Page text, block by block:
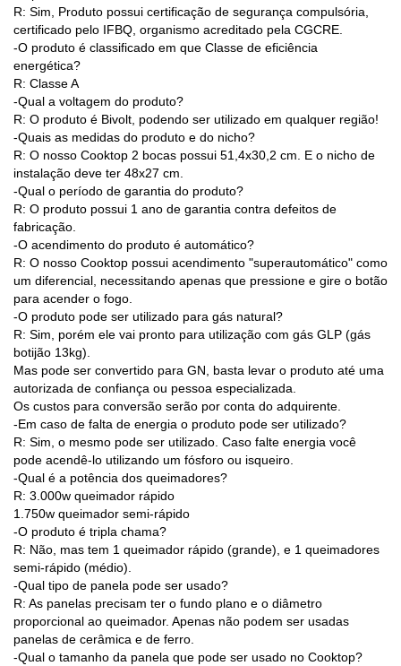
R: Sim, Produto possui certificação de segurança compulsória,
certificado pelo IFBQ, organismo acreditado pela CGCRE.
-O produto é classificado em que Classe de eficiência
energética?
R: Classe A
-Qual a voltagem do produto?
R: O produto é Bivolt, podendo ser utilizado em qualquer região!
-Quais as medidas do produto e do nicho?
R: O nosso Cooktop 2 bocas possui 51,4x30,2 cm. E o nicho de
instalação deve ter 48x27 cm.
-Qual o período de garantia do produto?
R: O produto possui 1 ano de garantia contra defeitos de
fabricação.
-O acendimento do produto é automático?
R: O nosso Cooktop possui acendimento "superautomático" como
um diferencial, necessitando apenas que pressione e gire o botão
para acender o fogo.
-O produto pode ser utilizado para gás natural?
R: Sim, porém ele vai pronto para utilização com gás GLP (gás
botijão 13kg).
Mas pode ser convertido para GN, basta levar o produto até uma
autorizada de confiança ou pessoa especializada.
Os custos para conversão serão por conta do adquirente.
-Em caso de falta de energia o produto pode ser utilizado?
R: Sim, o mesmo pode ser utilizado. Caso falte energia você
pode acendê-lo utilizando um fósforo ou isqueiro.
-Qual é a potência dos queimadores?
R: 3.000w queimador rápido
1.750w queimador semi-rápido
-O produto é tripla chama?
R: Não, mas tem 1 queimador rápido (grande), e 1 queimadores
semi-rápido (médio).
-Qual tipo de panela pode ser usado?
R: As panelas precisam ter o fundo plano e o diâmetro
proporcional ao queimador. Apenas não podem ser usadas
panelas de cerâmica e de ferro.
-Qual o tamanho da panela que pode ser usado no Cooktop?